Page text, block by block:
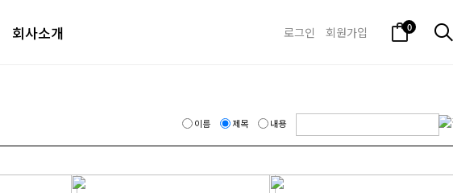
회사소개 로그인 회원가입 0
이름 제목 내용